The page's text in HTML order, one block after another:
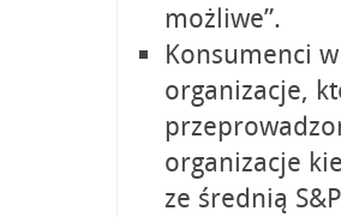
możliwe”.
Konsumenci
organizacje,
organizacje
ze średnią